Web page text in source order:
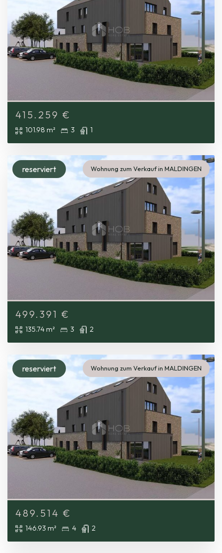
415.259 €
101.98 m² 3 1
reserviert Wohnung zum Verkauf in MALDINGEN
499.391 €
135.74 m² 3 2
reserviert Wohnung zum Verkauf in MALDINGEN
489.514 €
146.93 m² 4 2